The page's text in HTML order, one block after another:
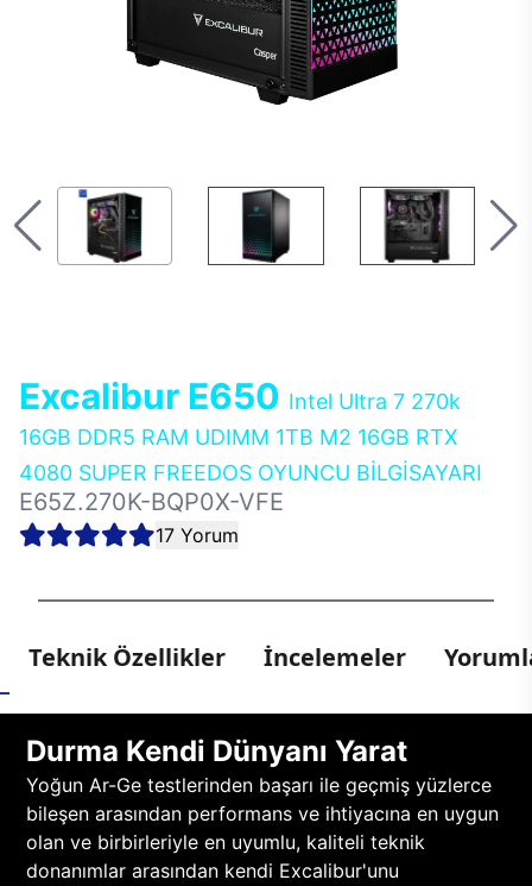
Excalibur E650 Intel Ultra 7 270k
16GB DDR5 RAM UDIMM 1TB M2 16GB RTX
4080 SUPER FREEDOS OYUNCU BİLGİSAYARI
E65Z.270K-BQP0X-VFE
17 Yorum
Teknik Özellikler İncelemeler
Durma Kendi Dünyanı Yarat
Yoğun Ar-Ge testlerinden başarı ile geçmiş yüzlerce
bileşen arasından performans ve ihtiyacına en uygun
olan ve birbirleriyle en uyumlu, kaliteli teknik
donanımlar arasından kendi Excalibur'unu